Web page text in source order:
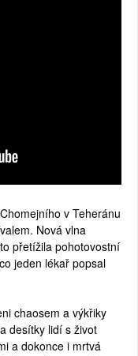
v Teheránu
Nová vlna
přetížila pohotovostní
jeden lékař popsal
chaosem a výkřiky
desítky lidí s život
a dokonce i mrtvá